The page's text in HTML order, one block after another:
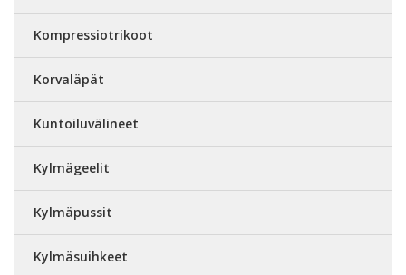
Kompressiotrikoot
Korvaläpät
Kuntoiluvälineet
Kylmägeelit
Kylmäpussit
Kylmäsuihkeet